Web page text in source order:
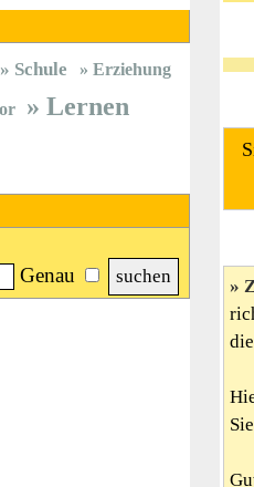
Schule Erziehung
Lernen
Genau